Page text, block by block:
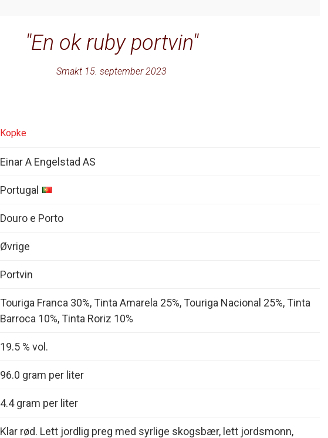
En ok ruby portvin
Smakt 15. september 2023
Kopke
Einar A Engelstad AS
Portugal
Douro e Porto
Øvrige
Portvin
Touriga Franca 30%, Tinta Amarela 25%, Touriga Nacional 25%, Tinta
Barroca 10%, Tinta Roriz 10%
19.5 % vol.
96.0 gram per liter
4.4 gram per liter
Klar rød. Lett jordlig preg med syrlige skogsbær, lett jordsmonn,